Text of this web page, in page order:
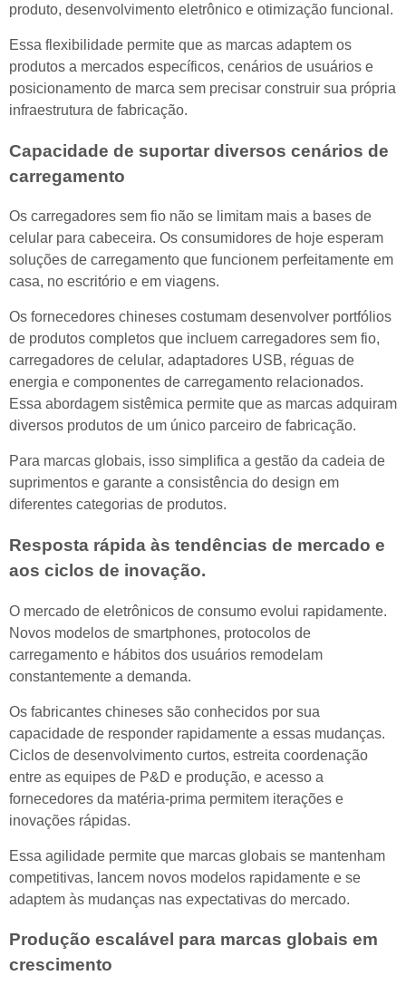
produto, desenvolvimento eletrônico e otimização funcional.
Essa flexibilidade permite que as marcas adaptem os
produtos a mercados específicos, cenários de usuários e
posicionamento de marca sem precisar construir sua própria
infraestrutura de fabricação.
Capacidade de suportar diversos cenários de
carregamento
Os carregadores sem fio não se limitam mais a bases de
celular para cabeceira. Os consumidores de hoje esperam
soluções de carregamento que funcionem perfeitamente em
casa, no escritório e em viagens.
Os fornecedores chineses costumam desenvolver portfólios
de produtos completos que incluem carregadores sem fio,
carregadores de celular, adaptadores USB, réguas de
energia e componentes de carregamento relacionados.
Essa abordagem sistêmica permite que as marcas adquiram
diversos produtos de um único parceiro de fabricação.
Para marcas globais, isso simplifica a gestão da cadeia de
suprimentos e garante a consistência do design em
diferentes categorias de produtos.
Resposta rápida às tendências de mercado e
aos ciclos de inovação.
O mercado de eletrônicos de consumo evolui rapidamente.
Novos modelos de smartphones, protocolos de
carregamento e hábitos dos usuários remodelam
constantemente a demanda.
Os fabricantes chineses são conhecidos por sua
capacidade de responder rapidamente a essas mudanças.
Ciclos de desenvolvimento curtos, estreita coordenação
entre as equipes de P&D e produção, e acesso a
fornecedores da matéria-prima permitem iterações e
inovações rápidas.
Essa agilidade permite que marcas globais se mantenham
competitivas, lancem novos modelos rapidamente e se
adaptem às mudanças nas expectativas do mercado.
Produção escalável para marcas globais em
crescimento